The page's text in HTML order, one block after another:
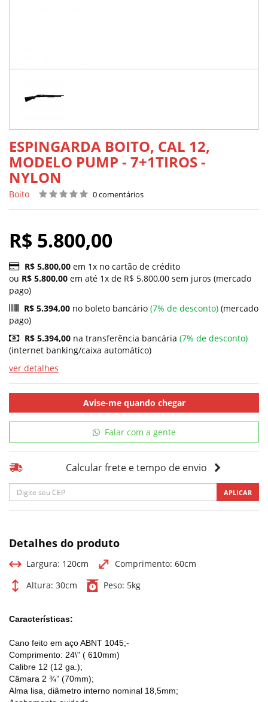
ESPINGARDA BOITO, CAL 12,
MODELO PUMP - 7+1TIROS -
NYLON
Boito 0 comentários
R$ 5.800,00
R$ 5.800,00 em 1x no cartão de crédito
ou R$ 5.800,00 em até 1x de R$ 5.800,00 sem juros (mercado
pago)
R$ 5.394,00 no boleto bancário (7% de desconto) (mercado
pago)
R$ 5.394,00 na transferência bancária (7% de desconto)
(internet banking/caixa automático)
ver detalhes
Avise-me quando chegar
Falar com a gente
Calcular frete e tempo de envio
APLICAR
Detalhes do produto
Largura: 120cm Comprimento: 60cm
Altura: 30cm Peso: 5kg
Características:
Cano feito em aço ABNT 1045;-
Comprimento: 24\" ( 610mm)
Calibre 12 (12 ga.);
Câmara 2 ¾” (70mm);
Alma lisa, diâmetro interno nominal 18,5mm;